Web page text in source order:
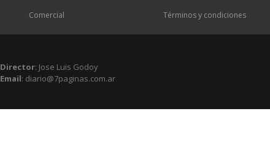
Comercial Términos y condiciones
Director: Jose Luis Godoy
Email: diario@7paginas.com.ar